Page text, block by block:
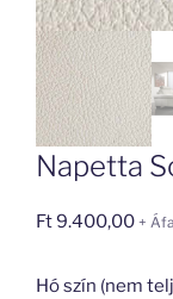
Napetta
Ft9.400,00 + Áfa
Hó szín (nem